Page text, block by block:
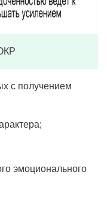
с получением
эмоционального